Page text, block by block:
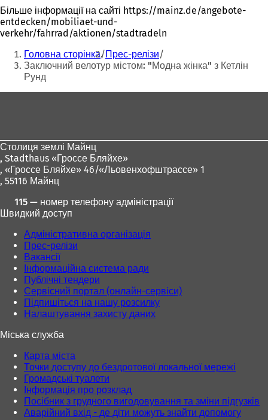
Більше інформації на сайті https://mainz.de/angebote-
entdecken/mobiliaet-und-
verkehr/fahrrad/aktionen/stadtradeln
Ти
тут:
Головна сторінка Прес-релізи
Заключний велотур містом: "Модна жінка" з Кетлін
Рунд
Столиця землі Майнц
, Stadthaus «Гроссе Бляйхе»
, «Гроссе Бляйхе» 46/«Льовенхофштрассе» 1
, 55116 Майнц
115 — номер телефону адміністрації
Швидкий доступ
Адміністративна організація
Прес-релізи
Вакансії
Інформаційна система ради
Публічні тендери
Сервісний портал (онлайн-сервіси)
Підпишіться на нашу розсилку
Налаштування захисту даних
Міська служба
Карта міста
Точки доступу до бездротової локальної мережі
Громадські туалети
Інформація про розклад
Посібник з грудного вигодовування та зміни підгузків
Аварійний вхід - де діти можуть знайти допомогу